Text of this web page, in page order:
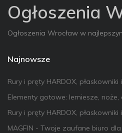
Ogłoszenia
Ogłoszenia Wrocław w
Najnowsze
Rury i pręty HARDOX, płaskowniki
Elementy gotowe: lemiesze, noże,
Rury i pręty HARDOX, płaskowniki
MAGFIN - Twoje zaufane biuro